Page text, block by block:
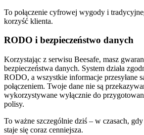
To połączenie cyfrowej wygody i
korzyść klienta.
RODO i bezpieczeństwo danych
Korzystając z serwisu Beesafe, masz
bezpieczeństwa danych. System działa
RODO, a wszystkie informacje przesyłane
połączeniem. Twoje dane nie są
wykorzystywane wyłącznie do
polisy.
To ważne szczególnie dziś – w czasach,
staje się coraz cenniejsza.